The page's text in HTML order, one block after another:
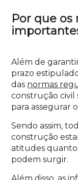
Por que os
Além de
prazo
das normas
construção
para assegurar
Sendo assim,
construção
atitudes quanto
podem surgir.
Além disso, as